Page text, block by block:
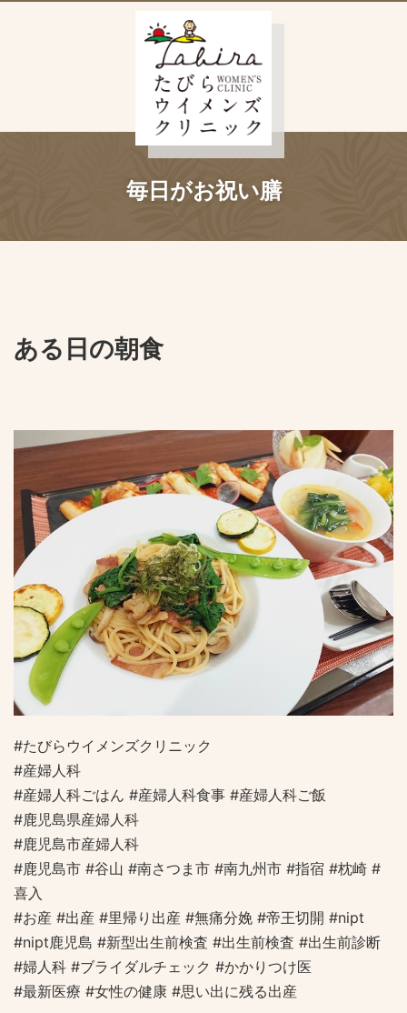
毎日がお祝い膳
ある日の朝食
#たびらウイメンズクリニック
#産婦人科
#産婦人科ごはん #産婦人科食事 #産婦人科ご飯
#鹿児島県産婦人科
#鹿児島市産婦人科
#鹿児島市 #谷山 #南さつま市 #南九州市 #指宿 #枕崎 #
喜入
#お産 #出産 #里帰り出産 #無痛分娩 #帝王切開 #nipt
#nipt鹿児島 #新型出生前検査 #出生前検査 #出生前診断
#婦人科 #ブライダルチェック #かかりつけ医
#最新医療 #女性の健康 #思い出に残る出産